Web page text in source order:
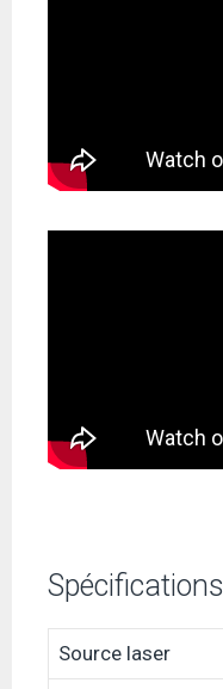
Spécifications
Source laser